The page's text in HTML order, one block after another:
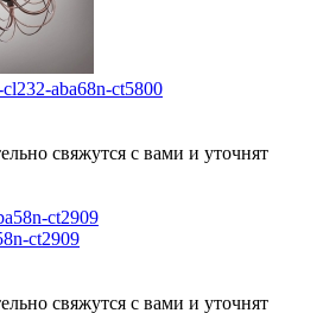
aba68n-ct5800
свяжутся с вами и уточнят
ct2909
свяжутся с вами и уточнят